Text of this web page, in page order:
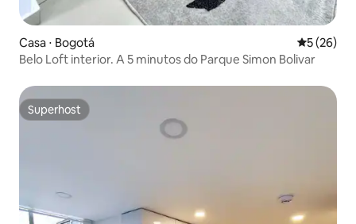
Casa ⋅ Bogotá 5 de uma
5 (26)
Belo Loft interior. A 5 minutos do Parque Simon Bolivar
Superhost
Superhost